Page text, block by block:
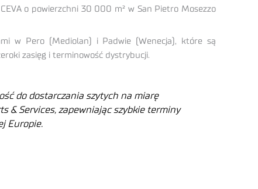
o powierzchni 30 000 m² w San Pietro Mosezzo
w Pero (Mediolan) i Padwie (Wenecja), które są
zasięg i terminowość dystrybucji.
do dostarczania szytych na miarę
& Services, zapewniając szybkie terminy
Europie.